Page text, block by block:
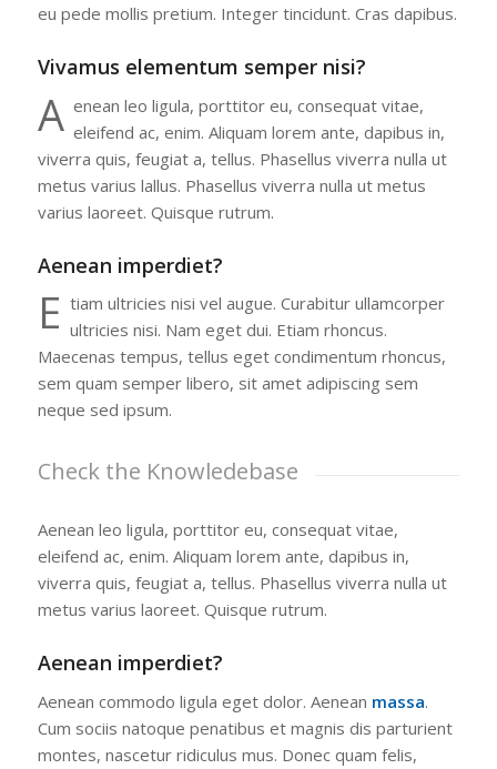
eu pede mollis pretium. Integer tincidunt. Cras dapibus.
Vivamus elementum semper nisi?
A enean leo ligula, porttitor eu, consequat vitae,
eleifend ac, enim. Aliquam lorem ante, dapibus in,
viverra quis, feugiat a, tellus. Phasellus viverra nulla ut
metus varius lallus. Phasellus viverra nulla ut metus
varius laoreet. Quisque rutrum.
Aenean imperdiet?
E tiam ultricies nisi vel augue. Curabitur ullamcorper
ultricies nisi. Nam eget dui. Etiam rhoncus.
Maecenas tempus, tellus eget condimentum rhoncus,
sem quam semper libero, sit amet adipiscing sem
neque sed ipsum.
Check the Knowledebase
Aenean leo ligula, porttitor eu, consequat vitae,
eleifend ac, enim. Aliquam lorem ante, dapibus in,
viverra quis, feugiat a, tellus. Phasellus viverra nulla ut
metus varius laoreet. Quisque rutrum.
Aenean imperdiet?
Aenean commodo ligula eget dolor. Aenean massa.
Cum sociis natoque penatibus et magnis dis parturient
montes, nascetur ridiculus mus. Donec quam felis,